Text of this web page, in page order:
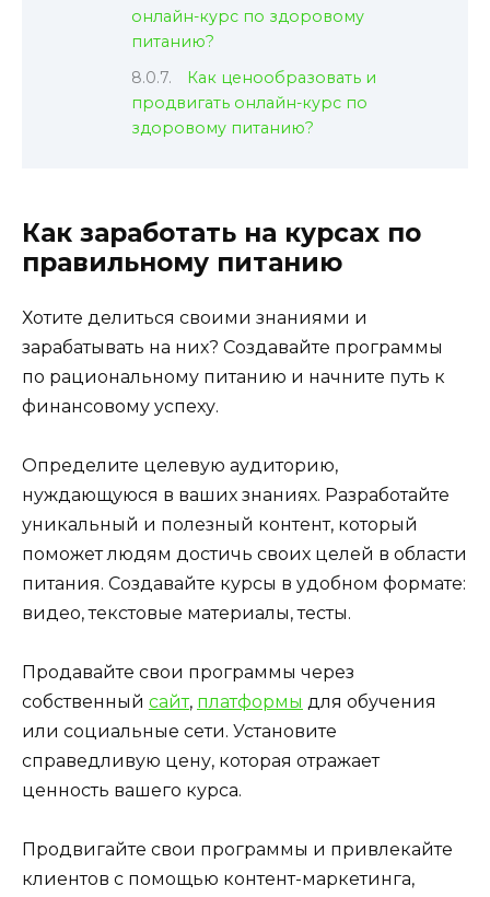
онлайн-курс по здоровому
питанию?
Как ценообразовать и
продвигать онлайн-курс по
здоровому питанию?
Как заработать на курсах по
правильному питанию
Хотите делиться своими знаниями и
зарабатывать на них? Создавайте программы
по рациональному питанию и начните путь к
финансовому успеху.
Определите целевую аудиторию,
нуждающуюся в ваших знаниях. Разработайте
уникальный и полезный контент, который
поможет людям достичь своих целей в области
питания. Создавайте курсы в удобном формате:
видео, текстовые материалы, тесты.
Продавайте свои программы через
собственный сайт, платформы для обучения
или социальные сети. Установите
справедливую цену, которая отражает
ценность вашего курса.
Продвигайте свои программы и привлекайте
клиентов с помощью контент-маркетинга,